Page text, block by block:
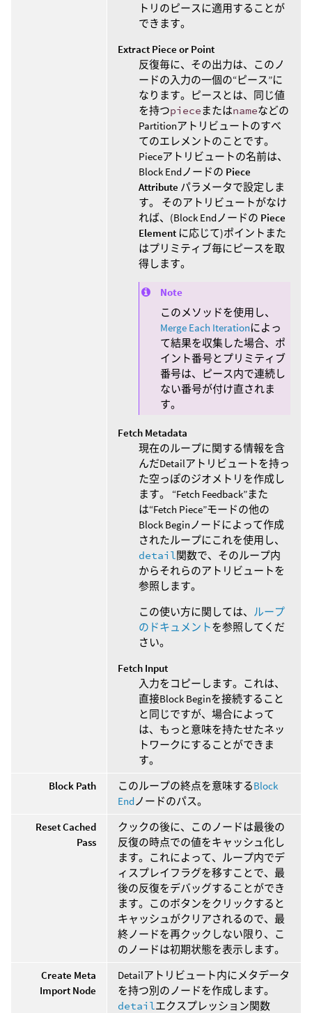
トリのピースに適用することが
できます。
Extract Piece or Point
反復毎に、その出力は、このノ
ードの入力の一個の“ピース”に
なります。ピースとは、同じ値
を持つpieceまたはnameなどの
Partitionアトリビュートのすべ
てのエレメントのことです。
Pieceアトリビュートの名前は、
Block Endノードの Piece
Attribute パラメータで設定しま
す。 そのアトリビュートがなけ
れば、(Block Endノードの Piece
Element に応じて)ポイントまた
はプリミティブ毎にピースを取
得します。
Note
このメソッドを使用し、
Merge Each Iterationによっ
て結果を収集した場合、ポ
イント番号とプリミティブ
番号は、ピース内で連続し
ない番号が付け直されま
す。
Fetch Metadata
現在のループに関する情報を含
んだDetailアトリビュートを持っ
た空っぽのジオメトリを作成し
ます。 “Fetch Feedback”また
は“Fetch Piece”モードの他の
Block Beginノードによって作成
されたループにこれを使用し、
detail関数で、そのループ内
からそれらのアトリビュートを
参照します。
この使い方に関しては、
ループ
のドキュメントを参照してくだ
さい。
Fetch Input
入力をコピーします。これは、
直接Block Beginを接続すること
と同じですが、場合によって
は、もっと意味を持たせたネッ
トワークにすることができま
す。
Block Path
このループの終点を意味するBlock
End ノードのパス。
Reset Cached
Pass
クックの後に、このノードは最後の
反復の時点での値をキャッシュ化し
ます。これによって、ループ内でデ
ィスプレイフラグを移すことで、最
後の反復をデバッグすることができ
ます。このボタンをクリックすると
キャッシュがクリアされるので、最
終ノードを再クックしない限り、こ
のノードは初期状態を表示します。
Create Meta
Import Node
Detailアトリビュート内にメタデータ
を持つ別のノードを作成します。
detailエクスプレッション関数